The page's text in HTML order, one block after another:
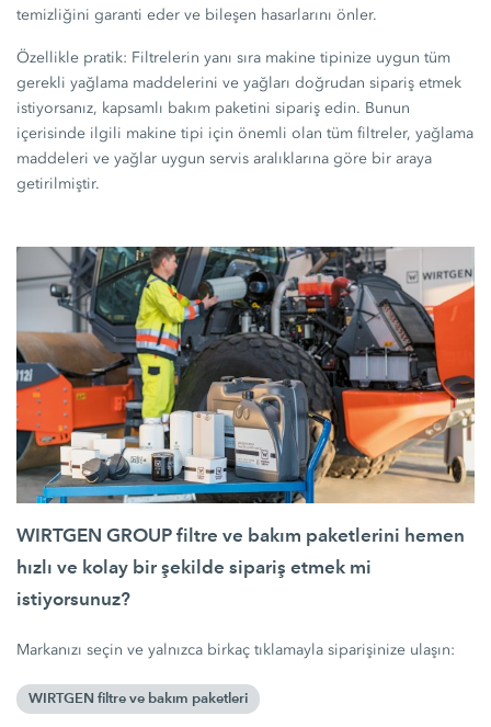
temizliğini garanti eder ve bileşen hasarlarını önler.
Özellikle pratik: Filtrelerin yanı sıra makine tipinize uygun tüm
gerekli yağlama maddelerini ve yağları doğrudan sipariş etmek
istiyorsanız, kapsamlı bakım paketini sipariş edin. Bunun
içerisinde ilgili makine tipi için önemli olan tüm filtreler, yağlama
maddeleri ve yağlar uygun servis aralıklarına göre bir araya
getirilmiştir.
WIRTGEN GROUP filtre ve bakım paketlerini hemen
hızlı ve kolay bir şekilde sipariş etmek mi
istiyorsunuz?
Markanızı seçin ve yalnızca birkaç tıklamayla siparişinize ulaşın:
WIRTGEN filtre ve bakım paketleri